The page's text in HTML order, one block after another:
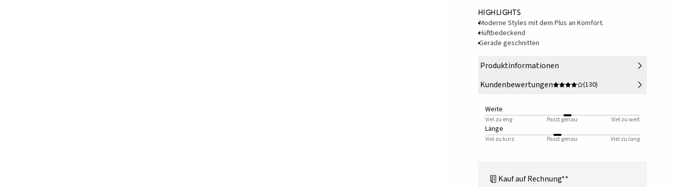
Highlights
Moderne Styles mit dem Plus an Komfort.
Hüftbedeckend
Gerade geschnitten
Produktinformationen
Kundenbewertungen
(130)
Weite
Viel zu eng Passt genau Viel zu weit
Länge
Viel zu kurz Passt genau Viel zu lang
Kauf auf Rechnung**